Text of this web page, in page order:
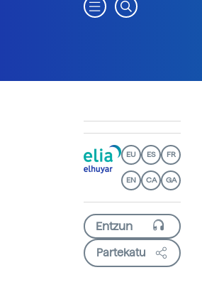
EU ES FR
EN CA GA
Partekatu